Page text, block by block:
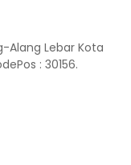
Alang Lebar Kota
: 30156.